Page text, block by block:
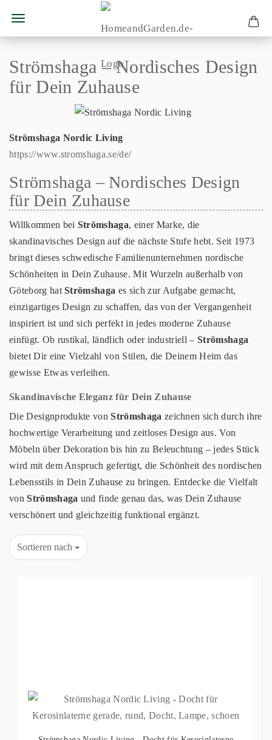
Strömshaga – Nordisches Design
für Dein Zuhause
Strömshaga Nordic Living
https://www.stromshaga.se/de/
Strömshaga – Nordisches Design
für Dein Zuhause
Willkommen bei Strömshaga, einer Marke, die
skandinavisches Design auf die nächste Stufe hebt. Seit 1973
bringt dieses schwedische Familienunternehmen nordische
Schönheiten in Dein Zuhause. Mit Wurzeln außerhalb von
Göteborg hatStrömshaga es sich zur Aufgabe gemacht,
einzigartiges Design zu schaffen, das von der Vergangenheit
inspiriert ist und sich perfekt in jedes moderne Zuhause
einfügt. Ob rustikal, ländlich oder industriell –Strömshaga
bietet Dir eine Vielzahl von Stilen, die Deinem Heim das
gewisse Etwas verleihen.
Skandinavische Eleganz für Dein Zuhause
Die Designprodukte vonStrömshaga zeichnen sich durch ihre
hochwertige Verarbeitung und zeitloses Design aus. Von
Möbeln über Dekoration bis hin zu Beleuchtung – jedes Stück
wird mit dem Anspruch gefertigt, die Schönheit des nordischen
Lebensstils in Dein Zuhause zu bringen. Entdecke die Vielfalt
vonStrömshaga und finde genau das, was Dein Zuhause
verschönert und gleichzeitig funktional ergänzt.
Sortieren nach